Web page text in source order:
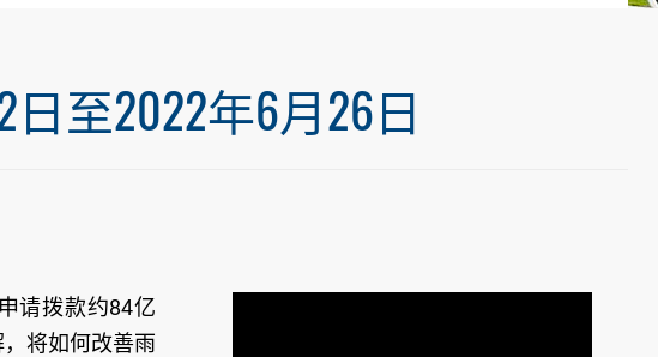
至2022年6月26日
请拨款约84亿
将如何改善雨